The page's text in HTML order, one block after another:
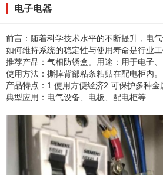
电子电器
前言：随着科学技术水平的不断提升，电
如何维持系统的稳定性与使用寿命是行业
推荐产品：气相防锈盒。用途：用于电子、
使用方法：撕掉背部粘条粘贴在配电柜内。
产品特点：1.使用方便经济2.可保护多种金
典型应用：电气设备、电板、配电柜等